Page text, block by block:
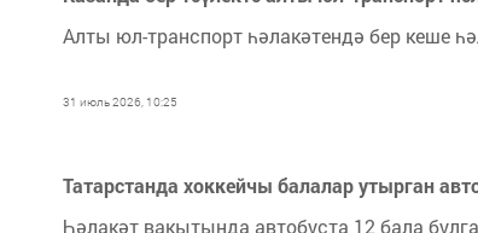
Алты юл-транспорт һәлакәтендә бер кеше
31 июль 2026, 10:25
Татарстанда хоккейчы балалар утырган
Һәлакәт вакытында автобуста 12 бала